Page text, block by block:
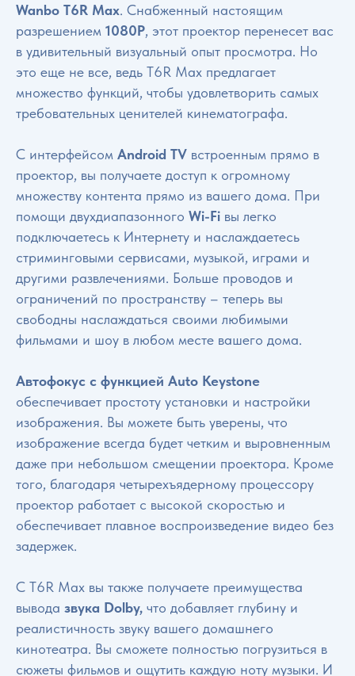
Wanbo T6R Max. Снабженный настоящим
разрешением 1080P, этот проектор перенесет вас
в удивительный визуальный опыт просмотра. Но
это еще не все, ведь T6R Max предлагает
множество функций, чтобы удовлетворить самых
требовательных ценителей кинематографа.
С интерфейсом Android TV встроенным прямо в
проектор, вы получаете доступ к огромному
множеству контента прямо из вашего дома. При
помощи двухдиапазонного Wi-Fi вы легко
подключаетесь к Интернету и наслаждаетесь
стриминговыми сервисами, музыкой, играми и
другими развлечениями. Больше проводов и
ограничений по пространству – теперь вы
свободны наслаждаться своими любимыми
фильмами и шоу в любом месте вашего дома.
Автофокус с функцией Auto Keystone
обеспечивает простоту установки и настройки
изображения. Вы можете быть уверены, что
изображение всегда будет четким и выровненным
даже при небольшом смещении проектора. Кроме
того, благодаря четырехъядерному процессору
проектор работает с высокой скоростью и
обеспечивает плавное воспроизведение видео без
задержек.
С T6R Max вы также получаете преимущества
вывода звука Dolby, что добавляет глубину и
реалистичность звуку вашего домашнего
кинотеатра. Вы сможете полностью погрузиться в
сюжеты фильмов и ощутить каждую ноту музыки. И